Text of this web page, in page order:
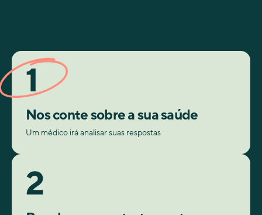
1
Nos conte sobre a sua saúde
Um médico irá analisar suas respostas
2